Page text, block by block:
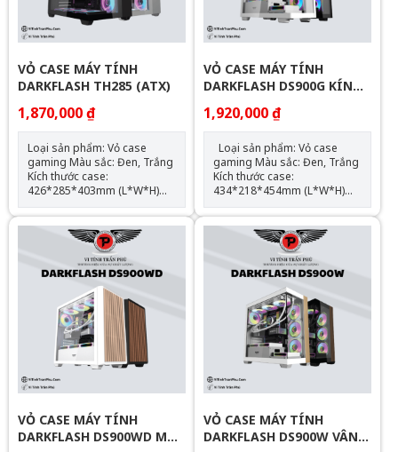
Bottom：
120mm*3/140mm*3 SL2
GIẢM 50K , SL 5 GIẢM 60K ,
5 GIẢM 60K , SL 10 : GIẢM
70K
VỎ CASE MÁY TÍNH
DARKFLASH TH285 (ATX)
1,870,000 ₫
Loại sản phẩm: Vỏ case
gaming Màu sắc: Đen, Trắng
Kích thước case:
426*285*403mm (L*W*H)
Chất liệu: Kim loại/kính cường
lực Hỗ trợ mainboard: ATX,
M-ATX, mini-ITX Hỗ trợ:
3xSSD;2xHDD;no ODD; ATX
415mm Support max CPU
Cooler: 160mm Right
Support 240 water cooling
radiator – Bottom Support
360 water cooling radiator
Hỗ trợ Fan LED: Hông*3,
Sau*1, Dưới*3 SL2 GIẢM 50K
, SL 5 GIẢM 60K , SL 10 :
GIẢM 70K
VỎ CASE MÁY TÍNH
DARKFLASH DS900G KÍNH
CONG NGUYÊN KHỐI (ATX)
1,920,000 ₫
gaming Màu sắc: Đen, Trắng
Kích thước case:
434*218*454mm (L*W*H)
Chất liệu: Kim loại/kính cường
lực Hỗ trợ mainboard: ATX,
M-ATX, ITX Hỗ trợ: 2 x SSD; 2
x HDD; no ODD; ATX PSU
Support max VGA: 425mm
Support max CPU Cooler:
top: 360mm Hỗ trợ Fan LED:
Top: 120mm*3/140mm*2,
Front*3, Side*3, Rear:
120mm*1, Bottom:
120mm*3 SL2 GIẢM 50K , SL
5 GIẢM 60K , SL 10 : GIẢM
70K
VỎ CASE MÁY TÍNH
DARKFLASH DS900WD MẶT
VỎ CASE MÁY TÍNH
DARKFLASH DS900W VÂN